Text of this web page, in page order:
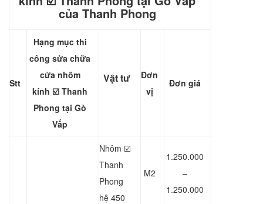
của Thanh Phong
Stt
Hạng mục thi
công sửa chữa
cửa nhôm
kính ☑️ Thanh
Phong tại Gò
Vấp
Vật tư
Đơn
vị
Đơn giá
Nhôm ☑️
Thanh
Phong
hệ 450
M2
1.250.000
–
1.250.000